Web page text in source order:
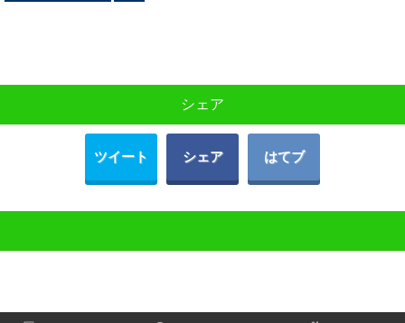
シェア
ツイート シェア はてブ